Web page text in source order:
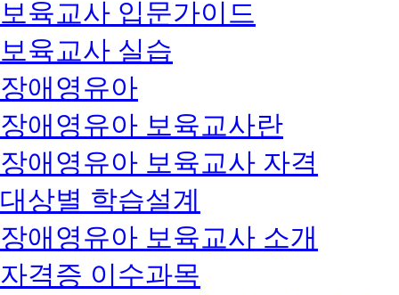
보육교사 입문가이드
보육교사 실습
장애영유아
장애영유아 보육교사란
장애영유아 보육교사 자격
대상별 학습설계
장애영유아 보육교사 소개
자격증 이수과목